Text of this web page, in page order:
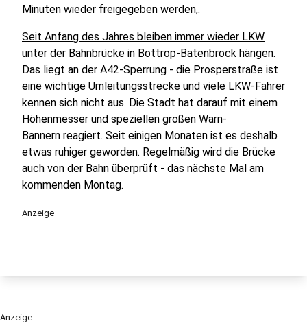
Minuten wieder freigegeben werden,.
Seit Anfang des Jahres bleiben immer wieder LKW
unter der Bahnbrücke in Bottrop-Batenbrock hängen.
Das liegt an der A42-Sperrung - die Prosperstraße ist
eine wichtige Umleitungsstrecke und viele LKW-Fahrer
kennen sich nicht aus. Die Stadt hat darauf mit einem
Höhenmesser und speziellen großen Warn-
Bannern reagiert. Seit einigen Monaten ist es deshalb
etwas ruhiger geworden. Regelmäßig wird die Brücke
auch von der Bahn überprüft - das nächste Mal am
kommenden Montag.
Anzeige
Anzeige